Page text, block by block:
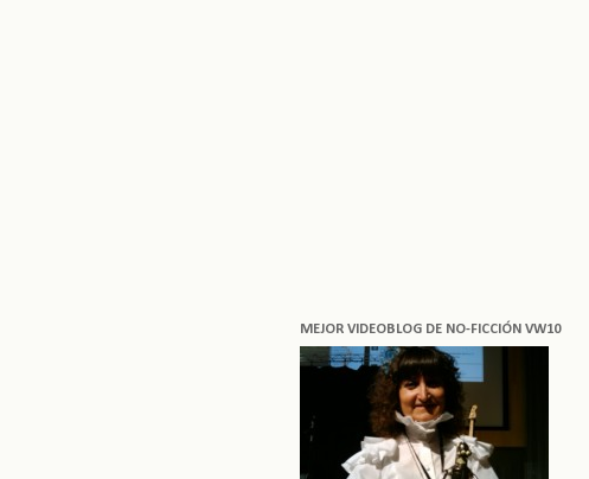
MEJOR VIDEOBLOG DE NO-FICCIÓN VW10